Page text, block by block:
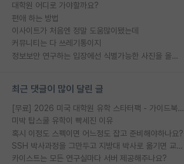
대학원 어디로 가야할까요?
편애 하는 방법
이사이트가 처음엔 정말 도움많이됐는데
커뮤니티는 다 쓰레기통이지
정보보안 연구하는 입장에선 식별가능한 사진을 올리는건 비추이긴함
최근 댓글이 많이 달린 글
[무료] 2026 미국 대학원 유학 스타터팩 - 가이드북 & 합격자 컨택메일 템플릿
미박 탑스쿨 유학이 빡세진 이유
혹시 이정도 스펙이면 어느정도 잡고 준비해야하나요?
SSH 박사과정을 그만두고 지방대 박사로 옮기면 교수의 꿈은 끝일까요?
카이스트는 모든 연구실마다 서버 제공해주나요?